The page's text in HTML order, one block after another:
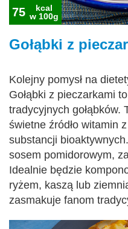
75
kcal
w 100g
Gołąbki z
Kolejny pomysł na
Gołąbki z pieczarkami
tradycyjnych gołąbków.
świetne źródło witamin
substancji
sosem pomidorowym,
Idealnie będzie
ryżem, kaszą lub
zasmakuje fanom